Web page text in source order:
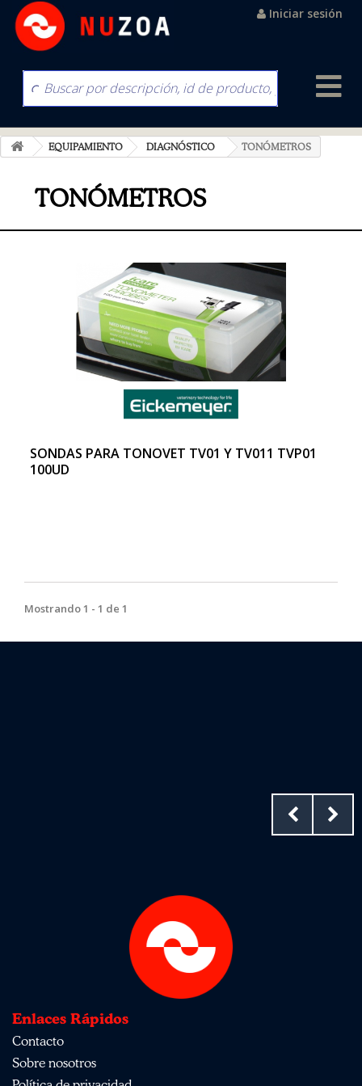
Iniciar sesión
EQUIPAMIENTO DIAGNÓSTICO TONÓMETROS
TONÓMETROS
SONDAS PARA TONOVET TV01 Y TV011 TVP01
100UD
Mostrando 1 - 1 de 1
Enlaces Rápidos
Contacto
Sobre nosotros